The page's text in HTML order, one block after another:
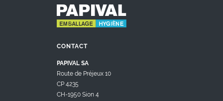
CONTACT
PAPIVAL SA
Route de Préjeux 10
CP 4235
CH-1950 Sion 4